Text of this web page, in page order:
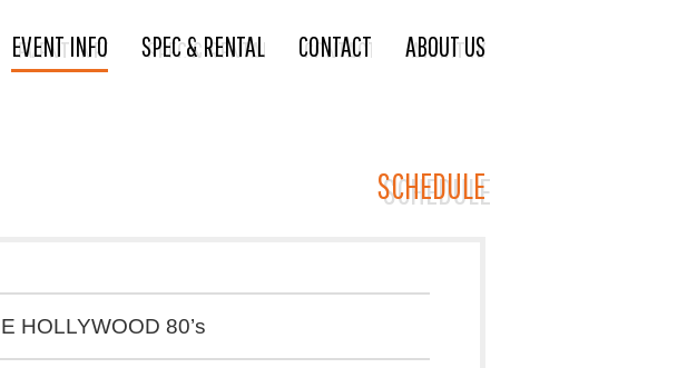
EVENT INFO SPEC & RENTAL CONTACT ABOUT US
SCHEDULE
HOLLYWOOD 80’s